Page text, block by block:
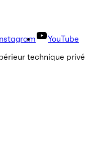
YouTube
technique privé